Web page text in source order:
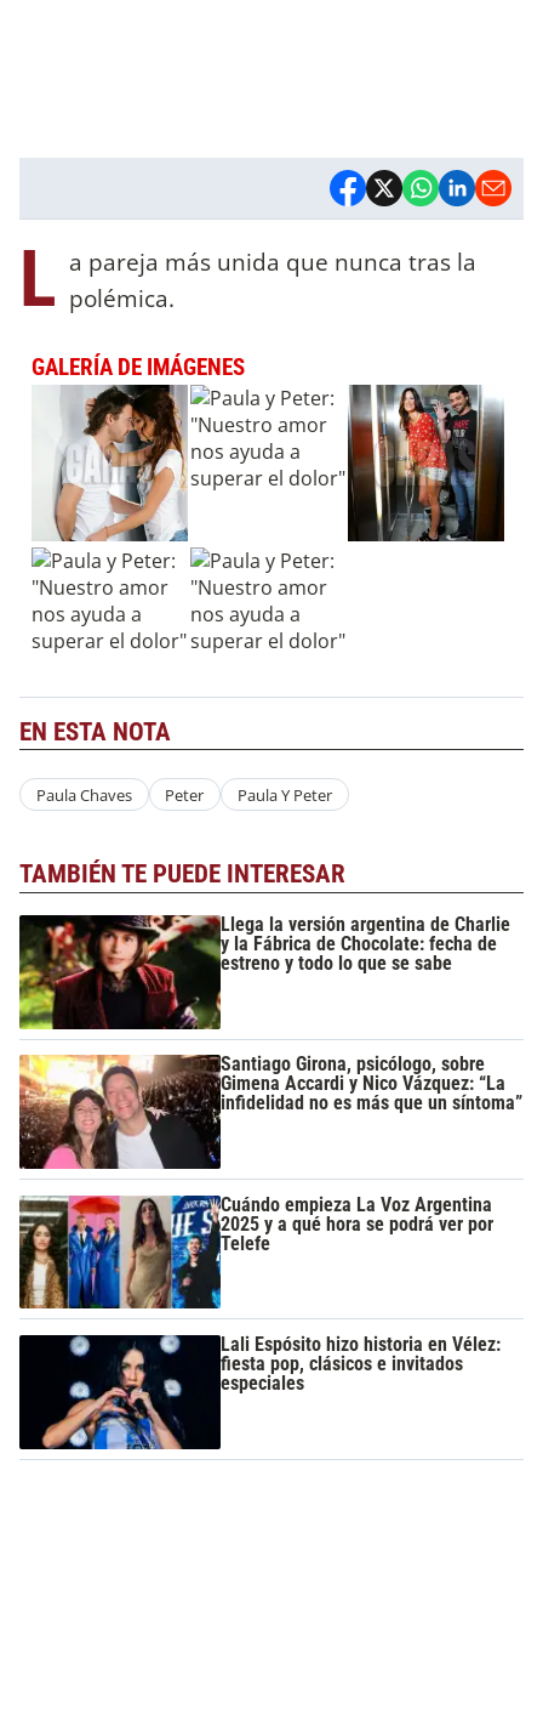
L a pareja más unida que nunca tras la
polémica.
GALERÍA DE IMÁGENES
EN ESTA NOTA
Paula Chaves Peter Paula Y Peter
TAMBIÉN TE PUEDE INTERESAR
Llega la versión argentina de Charlie
y la Fábrica de Chocolate: fecha de
estreno y todo lo que se sabe
Santiago Girona, psicólogo, sobre
Gimena Accardi y Nico Vázquez: “La
infidelidad no es más que un síntoma”
Cuándo empieza La Voz Argentina
2025 y a qué hora se podrá ver por
Telefe
Lali Espósito hizo historia en Vélez:
fiesta pop, clásicos e invitados
especiales